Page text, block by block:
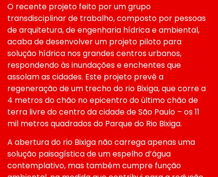
O recente projeto feito por um grupo
transdisciplinar de trabalho, composto por pessoas
de arquitetura, de engenharia hídrica e ambiental,
acaba de desenvolver um projeto piloto para
solução hídrica nos grandes centros urbanos,
respondendo às inundações e enchentes que
assolam as cidades. Este projeto prevê a
regeneração de um trecho do rio Bixiga, que corre a
4 metros do chão no epicentro do último chão de
terra livre do centro da cidade de São Paulo – os 11
mil metros quadrados do Parque do Rio Bixiga.
A abertura do rio Bixiga não carrega apenas uma
solução paisagística de um espelho d’água
contemplativo, mas também cumpre função